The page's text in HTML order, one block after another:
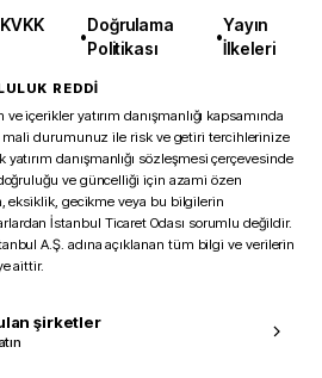
•
Doğrulama
Politikası
•
Yayın
İlkeleri
REDDİ
içerikler yatırım danışmanlığı kapsamında
mali durumunuz ile risk ve getiri tercihlerinize
danışmanlığı sözleşmesi çerçevesinde
ve güncelliği için azami özen
eksiklik, gecikme veya bu bilgilerin
İstanbul Ticaret Odası sorumlu değildir.
A.Ş. adına açıklanan tüm bilgi ve verilerin
aittir.
şirketler